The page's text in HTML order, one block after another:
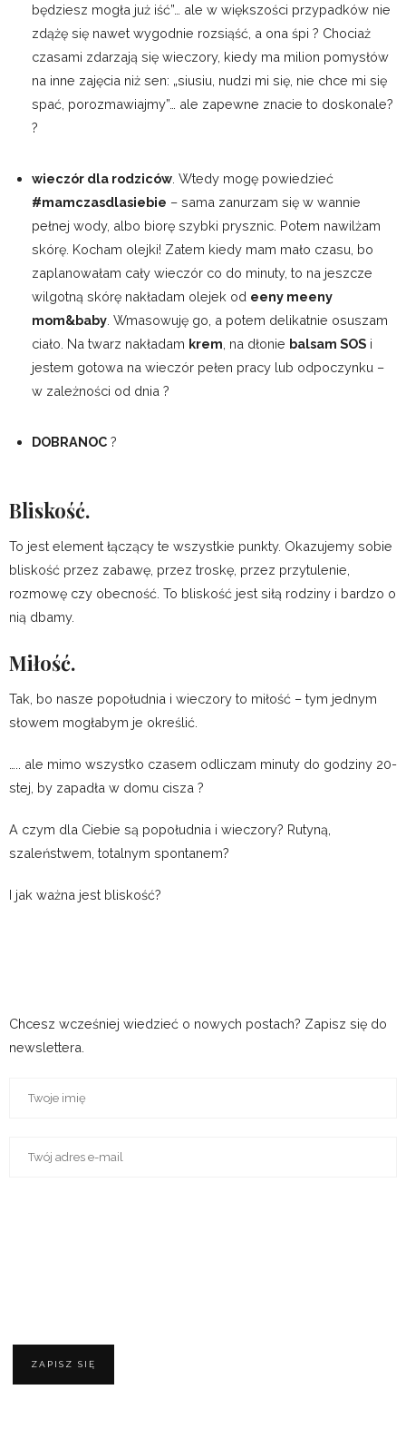
będziesz mogła już iść”… ale w większości przypadków nie
zdążę się nawet wygodnie rozsiąść, a ona śpi ? Chociaż
czasami zdarzają się wieczory, kiedy ma milion pomysłów
na inne zajęcia niż sen: „siusiu, nudzi mi się, nie chce mi się
spać, porozmawiajmy”… ale zapewne znacie to doskonale?
?
wieczór dla rodziców . Wtedy mogę powiedzieć
#mamczasdlasiebie – sama zanurzam się w wannie
pełnej wody, albo biorę szybki prysznic. Potem nawilżam
skórę. Kocham olejki! Zatem kiedy mam mało czasu, bo
zaplanowałam cały wieczór co do minuty, to na jeszcze
wilgotną skórę nakładam olejek od eeny meeny
mom&baby . Wmasowuję go, a potem delikatnie osuszam
ciało. Na twarz nakładam krem , na dłonie balsam SOS i
jestem gotowa na wieczór pełen pracy lub odpoczynku –
w zależności od dnia ?
DOBRANOC ?
Bliskość.
To jest element łączący te wszystkie punkty. Okazujemy sobie
bliskość przez zabawę, przez troskę, przez przytulenie,
rozmowę czy obecność. To bliskość jest siłą rodziny i bardzo o
nią dbamy.
Miłość.
Tak, bo nasze popołudnia i wieczory to miłość – tym jednym
słowem mogłabym je określić.
….. ale mimo wszystko czasem odliczam minuty do godziny 20-
stej, by zapadła w domu cisza ?
A czym dla Ciebie są popołudnia i wieczory? Rutyną,
szaleństwem, totalnym spontanem?
I jak ważna jest bliskość?
Chcesz wcześniej wiedzieć o nowych postach? Zapisz się do
newslettera.
ZAPISZ SIĘ